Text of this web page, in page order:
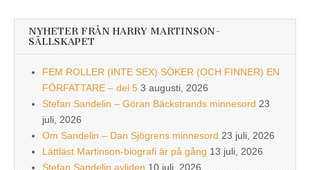
NYHETER FRÅN HARRY MARTINSON-
SÄLLSKAPET
FEM ROLLER (INTE SEX) SÖKER (OCH FINNER) EN
FÖRFATTARE – del 5 3 augusti, 2026
Stefan Sandelin – Göran Bäckstrands minnesord 23
juli, 2026
Om Sandelin – Dan Sjögrens minnesord 23 juli, 2026
Lättläst Martinson-biografi är på gång 13 juli, 2026
Stefan Sandelin avliden 10 juli, 2026